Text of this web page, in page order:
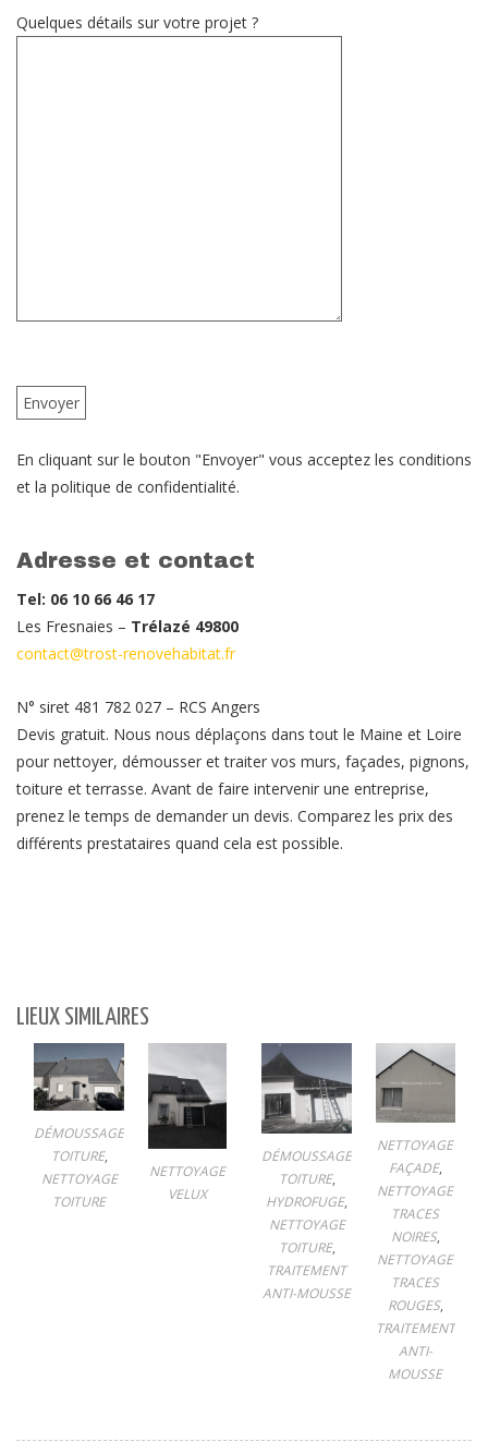
Quelques détails sur votre projet ?
En cliquant sur le bouton "Envoyer" vous acceptez les conditions
et la politique de confidentialité.
Adresse et contact
Tel: 06 10 66 46 17
Les Fresnaies – Trélazé 49800
contact@trost-renovehabitat.fr
N° siret 481 782 027 – RCS Angers
Devis gratuit. Nous nous déplaçons dans tout le Maine et Loire
pour nettoyer, démousser et traiter vos murs, façades, pignons,
toiture et terrasse. Avant de faire intervenir une entreprise,
prenez le temps de demander un devis. Comparez les prix des
différents prestataires quand cela est possible.
LIEUX SIMILAIRES
DÉMOUSSAGE
TOITURE,
NETTOYAGE
TOITURE
NETTOYAGE
VELUX
DÉMOUSSAGE
TOITURE,
HYDROFUGE,
NETTOYAGE
TOITURE,
TRAITEMENT
ANTI-MOUSSE
NETTOYAGE
FAÇADE,
NETTOYAGE
TRACES
NOIRES,
NETTOYAGE
TRACES
ROUGES,
TRAITEMENT
ANTI-
MOUSSE